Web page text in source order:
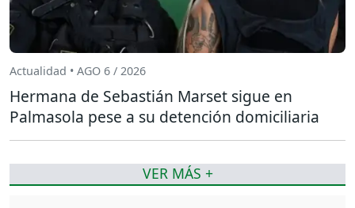
Actualidad • AGO 6 / 2026
Hermana de Sebastián Marset sigue en
Palmasola pese a su detención domiciliaria
VER MÁS +